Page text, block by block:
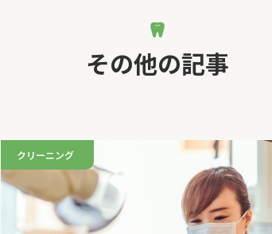
その他の記事
クリーニング